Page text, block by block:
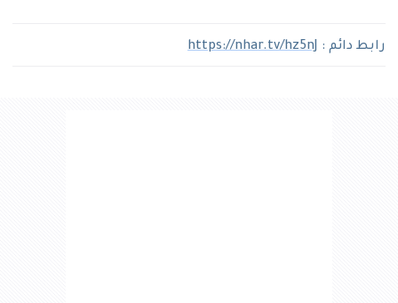
رابط دائم : https://nhar.tv/hz5nJ